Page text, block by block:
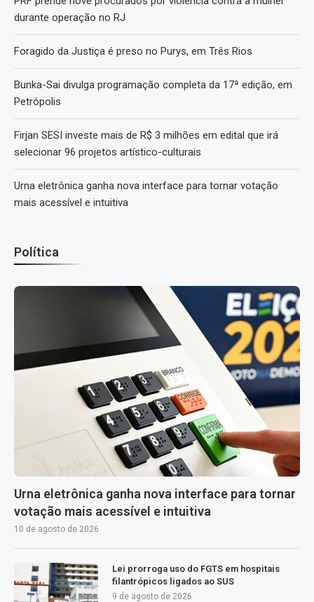
durante operação no RJ
Foragido da Justiça é preso no Purys, em Três Rios
Bunka-Sai divulga programação completa da 17ª edição, em
Petrópolis
Firjan SESI investe mais de R$ 3 milhões em edital que irá
selecionar 96 projetos artístico-culturais
Urna eletrônica ganha nova interface para tornar votação
mais acessível e intuitiva
Política
Urna eletrônica ganha nova interface para tornar
votação mais acessível e intuitiva
10 de agosto de 2026
Lei prorroga uso do FGTS em hospitais
filantrópicos ligados ao SUS
9 de agosto de 2026